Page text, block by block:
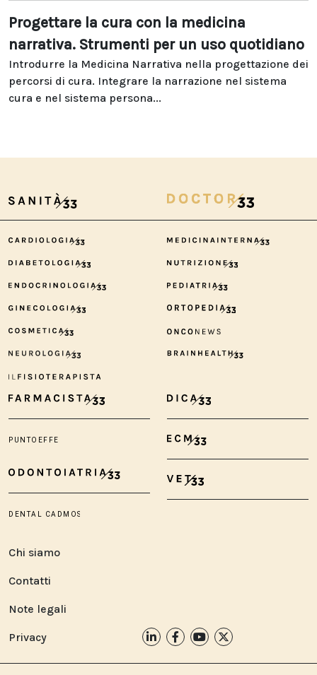
Progettare la cura con la medicina
narrativa. Strumenti per un uso quotidiano
Introdurre la Medicina Narrativa nella progettazione dei
percorsi di cura. Integrare la narrazione nel sistema
cura e nel sistema persona...
Chi siamo
Contatti
Note legali
Privacy